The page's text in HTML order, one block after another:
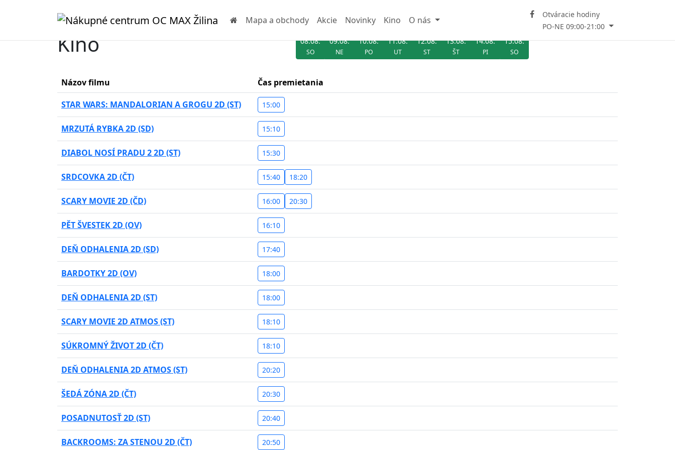
Mapa a obchody Akcie Novinky Kino O nás
Otváracie hodiny
PO-NE 09:00-21:00
Kino 08.08.
SO
09.08.
NE
10.08.
PO
11.08.
UT
12.08.
ST
13.08.
ŠT
14.08.
PI
15.08.
SO
Názov filmu
Čas premietania
STAR WARS: MANDALORIAN A GROGU 2D (ST)
15:00
MRZUTÁ RYBKA 2D (SD) 15:10
DIABOL NOSÍ PRADU 2 2D (ST) 15:30
SRDCOVKA 2D (ČT) 15:40 18:20
SCARY MOVIE 2D (ČD) 16:00 20:30
PĚT ŠVESTEK 2D (OV) 16:10
DEŇ ODHALENIA 2D (SD) 17:40
BARDOTKY 2D (OV) 18:00
DEŇ ODHALENIA 2D (ST) 18:00
SCARY MOVIE 2D ATMOS (ST) 18:10
SÚKROMNÝ ŽIVOT 2D (ČT) 18:10
DEŇ ODHALENIA 2D ATMOS (ST) 20:20
ŠEDÁ ZÓNA 2D (ČT) 20:30
POSADNUTOSŤ 2D (ST) 20:40
BACKROOMS: ZA STENOU 2D (ČT) 20:50